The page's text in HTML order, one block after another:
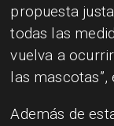
propuesta
todas las
vuelva a
las mascotas”,
Además de